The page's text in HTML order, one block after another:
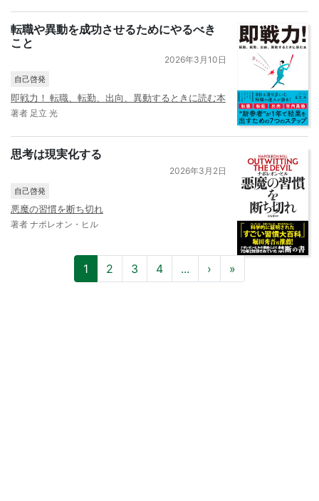
転職や異動を成功させるためにやるべき
こと
2026年3月10日
自己啓発
即戦力！ 転職、転勤、出向、異動するときに読む本
著者 足立 光
思考は現実化する
2026年3月2日
自己啓発
悪魔の習慣を断ち切れ
著者 ナポレオン・ヒル
1 2 3 4 ... › »